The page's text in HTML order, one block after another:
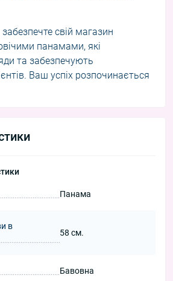
свій магазин
панамами, які
та забезпечують
Ваш успіх розпочинається
Панама
в
58 см.
Бавовна